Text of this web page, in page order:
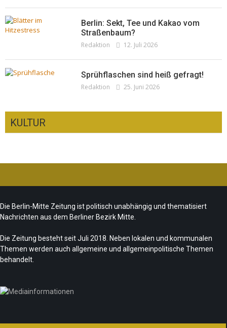
Berlin: Sekt, Tee und Kakao vom
Straßenbaum?
Redaktion 12. Juli 2026
Sprühflaschen sind heiß gefragt!
Redaktion 25. Juni 2026
KULTUR
zeitgemäß?
CSD-Anschlag: Trauer und politische
Folgerungen
music
Team/Redaktion 21. Juni 2026
„Les Amoureuses“ zur Fête de la Musique
Die Berlin-Mitte Zeitung ist politisch unabhängig und thematisiert
Nachrichten aus dem Berliner Bezirk Mitte.
Die Zeitung besteht seit Juli 2018. Neben lokalen und kommunalen
Themen werden auch allgemeine und allgemeinpolitische Themen
behandelt.